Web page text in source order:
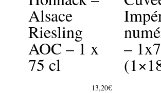
Alsace
Riesling
AOC – 1 x
75 cl
13,20€
–